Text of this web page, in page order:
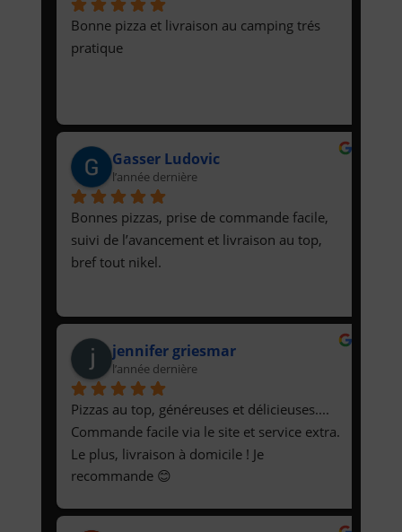
Eux, 👏Désormais nous sommes de
nouveaux clients, et comptons bien
continuer à nous régaler!!😋N’hésitez pas à
Valérie Muller & Nicolas B
Bonne pizza et livraison au camping trés
pratique
Gasser Ludovic
l’année dernière
Bonnes pizzas, prise de commande facile,
suivi de l’avancement et livraison au top,
bref tout nikel.
jennifer griesmar
l’année dernière
Pizzas au top, généreuses et délicieuses....
Commande facile via le site et service extra.
Le plus, livraison à domicile ! Je
recommande 😊